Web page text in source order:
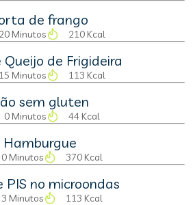
de frango
20 Minutos 210 Kcal
Queijo de Frigideira
15 Minutos 113 Kcal
sem gluten
0 Minutos 44 Kcal
Hamburgue
0 Minutos 370 Kcal
PIS no microondas
3 Minutos 113 Kcal